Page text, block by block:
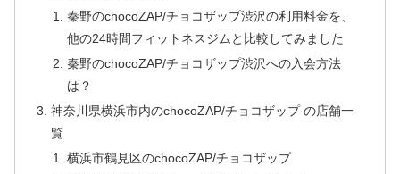
秦野のchocoZAP/チョコザップ渋沢の利用料金を、
他の24時間フィットネスジムと比較してみました
秦野のchocoZAP/チョコザップ渋沢への入会方法
は？
神奈川県横浜市内のchocoZAP/チョコザップ の店舗一
覧
横浜市鶴見区のchocoZAP/チョコザップ